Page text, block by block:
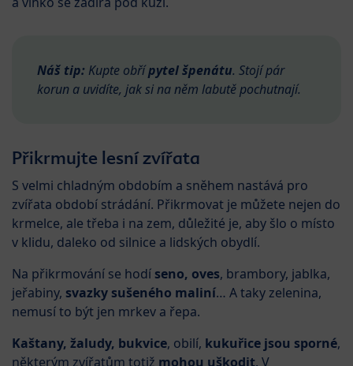
Náš tip: Kupte obřípytel špenátu. Stojí pár
korun a uvidíte, jak si na něm labutě pochutnají.
Přikrmujte lesní zvířata
S velmi chladným obdobím a sněhem nastává pro
zvířata období strádání. Přikrmovat je můžete nejen do
krmelce, ale třeba i na zem, důležité je, aby šlo o místo
v klidu, daleko od silnice a lidských obydlí.
Na přikrmování se hodí seno, oves, brambory, jablka,
jeřabiny, svazky sušeného maliní… A taky zelenina,
nemusí to být jen mrkev a řepa.
Kaštany, žaludy, bukvice, obilí, kukuřice jsou sporné,
některým zvířatům totiž mohou uškodit. V